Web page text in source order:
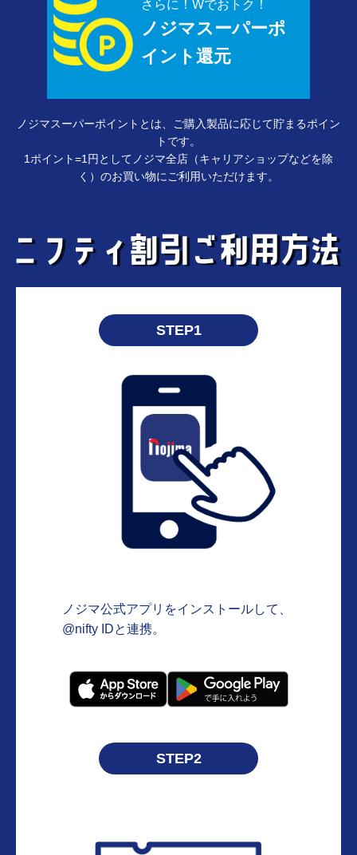
さらに！Wでおトク！
ノジマスーパーポ
イント還元
ノジマスーパーポイントとは、ご購入製品に応じて貯まるポイン
トです。
1ポイント=1円としてノジマ全店（キャリアショップなどを除
く）のお買い物にご利用いただけます。
STEP1
ノジマ公式アプリをインストールして、
@nifty IDと連携。
STEP2